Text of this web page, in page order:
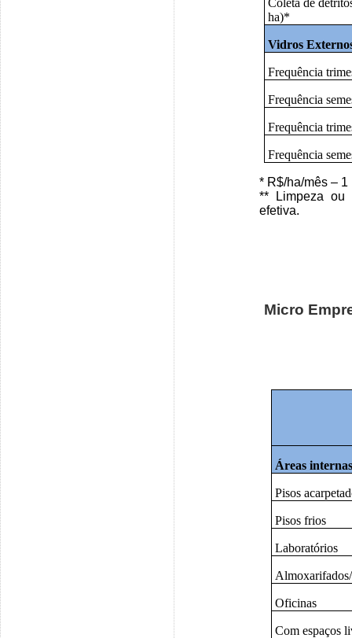
Coleta de
ha)*
Vidros
Frequência
Frequência
Frequência
Frequência
* R$/ha/mês – 1
** Limpeza ou
efetiva.
Micro
Áreas
Pisos
Pisos frios
Laboratórios
Oficinas
Com espaços